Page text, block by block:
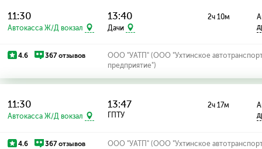
11:30
Автокасса Ж/Д вокзал
13:40
Дачи
2ч 10м
4.6 367 отзывов
ООО "УАТП" (ООО "Ухтинское
предприятие")
11:30
Автокасса Ж/Д вокзал
13:47
ГПТУ
2ч 17м
4.6 367 отзывов
ООО "УАТП" (ООО "Ухтинское